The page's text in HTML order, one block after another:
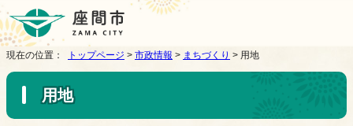
現在の位置： トップページ > 市政情報 > まちづくり > 用地
用地